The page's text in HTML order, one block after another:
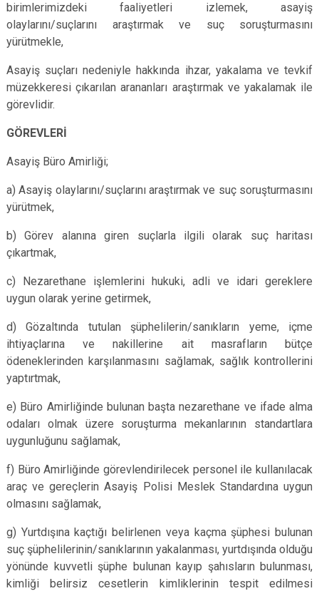
birimlerimizdeki faaliyetleri izlemek, asayiş
olaylarını/suçlarını araştırmak ve suç soruşturmasını
yürütmekle,
Asayiş suçları nedeniyle hakkında ihzar, yakalama ve tevkif
müzekkeresi çıkarılan arananları araştırmak ve yakalamak ile
görevlidir.
GÖREVLERİ
Asayiş Büro Amirliği;
a) Asayiş olaylarını/suçlarını araştırmak ve suç soruşturmasını
yürütmek,
b) Görev alanına giren suçlarla ilgili olarak suç haritası
çıkartmak,
c) Nezarethane işlemlerini hukuki, adli ve idari gereklere
uygun olarak yerine getirmek,
d) Gözaltında tutulan şüphelilerin/sanıkların yeme, içme
ihtiyaçlarına ve nakillerine ait masrafların bütçe
ödeneklerinden karşılanmasını sağlamak, sağlık kontrollerini
yaptırtmak,
e) Büro Amirliğinde bulunan başta nezarethane ve ifade alma
odaları olmak üzere soruşturma mekanlarının standartlara
uygunluğunu sağlamak,
f) Büro Amirliğinde görevlendirilecek personel ile kullanılacak
araç ve gereçlerin Asayiş Polisi Meslek Standardına uygun
olmasını sağlamak,
g) Yurtdışına kaçtığı belirlenen veya kaçma şüphesi bulunan
suç şüphelilerinin/sanıklarının yakalanması, yurtdışında olduğu
yönünde kuvvetli şüphe bulunan kayıp şahısların bulunması,
kimliği belirsiz cesetlerin kimliklerinin tespit edilmesi